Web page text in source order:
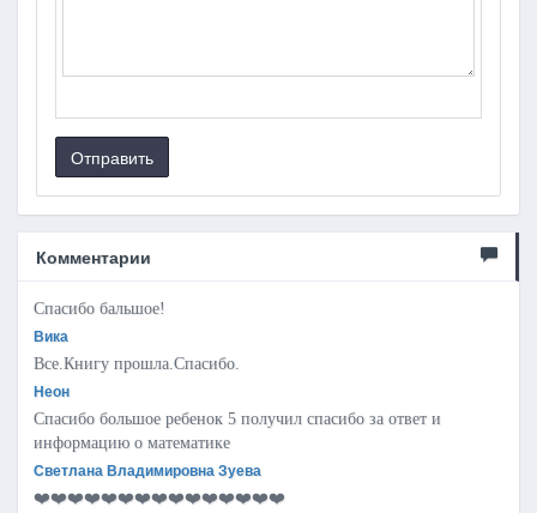
Отправить
Комментарии
Спасибо бальшое!
Вика
Все.Книгу прошла.Спасибо.
Неон
Спасибо большое ребенок 5 получил спасибо за ответ и
информацию о математике
Светлана Владимировна Зуева
❤️❤️❤️❤️❤️❤️❤️❤️❤️❤️❤️❤️❤️❤️❤️